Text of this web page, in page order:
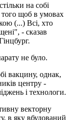
на собі
того щоб в умовах
(...) Всі, хто
- сказав
не було.
вакцину, однак,
центру -
і технологи.
векторну
в яку вбудований